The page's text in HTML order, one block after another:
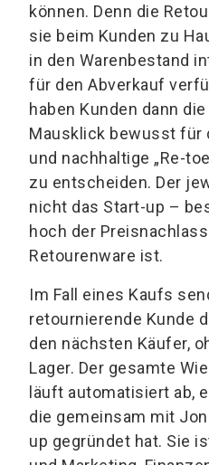
können. Denn die
sie beim Kunden zu
in den Warenbestand
für den Abverkauf
haben Kunden dann
Mausklick bewusst für
und nachhaltige „Re-
zu entscheiden. Der
nicht das Start-up –
hoch der
Retourenware ist.
Im Fall eines Kaufs
retournierende Kunde
den nächsten Käufer,
Lager. Der gesamte
läuft automatisiert ab,
die gemeinsam mit
up gegründet hat. Sie